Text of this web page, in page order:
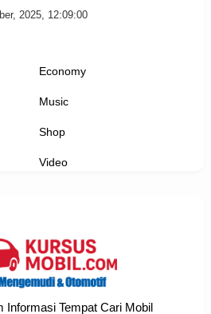
2025, 12:09:00
Economy
Music
Shop
Video
Informasi Tempat Cari Mobil